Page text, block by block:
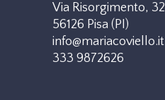
Via Risorgimento, 32
56126 Pisa (PI)
info@mariacoviello.it
333 9872626